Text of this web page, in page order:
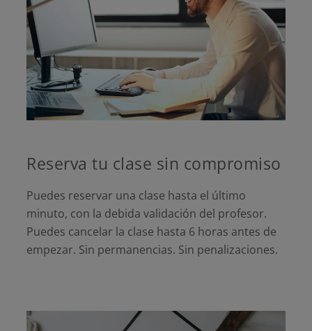
Reserva tu clase sin compromiso
Puedes reservar una clase hasta el último
minuto, con la debida validación del profesor.
Puedes cancelar la clase hasta 6 horas antes de
empezar. Sin permanencias. Sin penalizaciones.